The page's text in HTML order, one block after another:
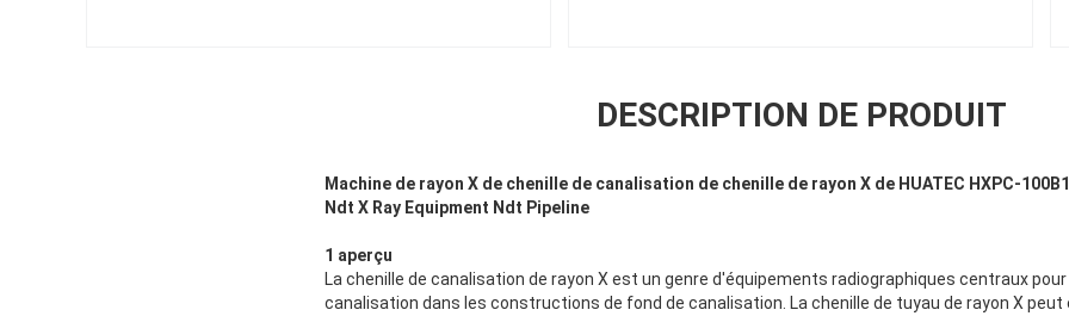
DESCRIPTION DE PRODUIT
Machine de rayon X de chenille de canalisation de chenille de rayon X de HUATEC HXPC-
Ndt X Ray Equipment Ndt Pipeline
1 aperçu
La chenille de canalisation de rayon X est un genre d'équipements radiographiques centraux
canalisation dans les constructions de fond de canalisation. La chenille de tuyau de rayon X peut